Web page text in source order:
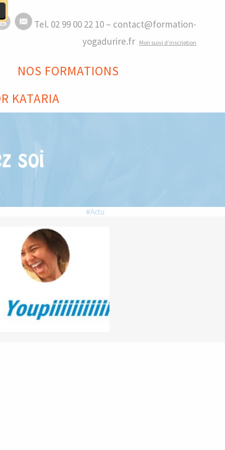
Tel. 02 99 00 22 10 – contact@formation-
yogadurire.fr Mon suivi d’inscription
NOS FORMATIONS
KATARIA
soi
Actu